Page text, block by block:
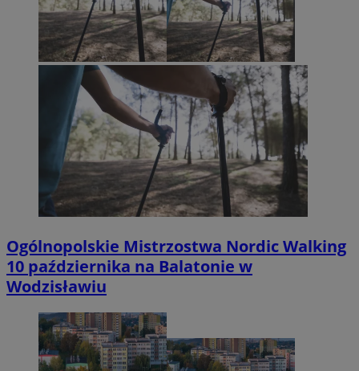
Ogólnopolskie Mistrzostwa Nordic Walking
10 października na Balatonie w
Wodzisławiu